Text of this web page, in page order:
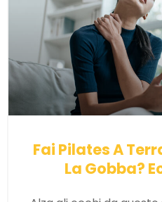
Fai Pilates A
La Gobba?